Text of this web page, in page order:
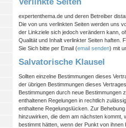
expertenthema.de und deren Betreiber
Die von uns verlinkten Seiten werden uns
der Linkziele sich jedoch verändern kann,
Qualität und Inhalt verlinkter Seiten haften.
Sie Sich bitte per Email (email senden) mit
Salvatorische Klausel
Sollten einzelne Bestimmungen dieses
der übrigen Bestimmungen dieses
Bestimmungen durch neue Bestimmungen
enthaltenen Regelungen in rechtlich
enthaltene Regelungslücken. Zur
hinzuwirken, die dem am nächsten kommt,
bestimmt hätten, wenn der Punkt von ihnen